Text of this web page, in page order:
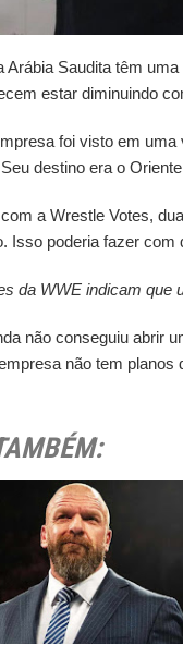
Arábia Saudita têm
estar diminuindo
foi visto em
destino era o
a Wrestle Votes,
Isso poderia fazer
da WWE indicam que
não conseguiu abrir
não tem